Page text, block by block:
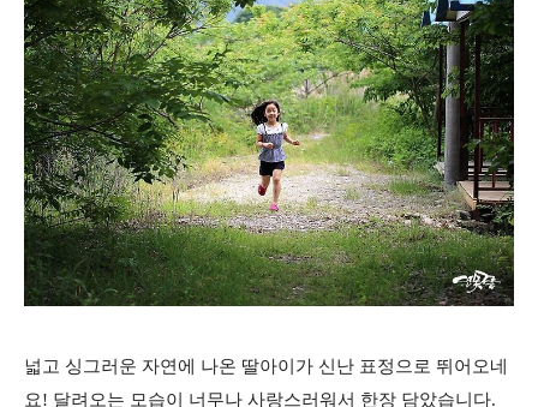
넓고 싱그러운 자연에 나온 딸아이가 신난 표정으로 뛰어오네
요! 달려오는 모습이 너무나 사랑스러워서 한장 담았습니다.